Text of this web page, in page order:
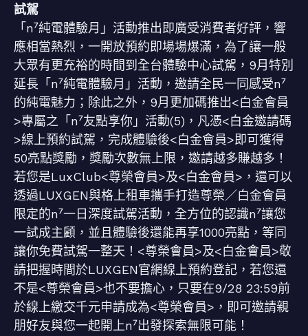
試駕
「n⁷純電體驗月」活動推出即廣受消費者好評，響
應相當熱烈，一開放預約即場場爆滿，為了讓一般
大眾有更充裕的時間到全台體驗中心試駕，9月特別
延長「n⁷純電體驗月」活動，邀請全民一同感受n⁷
的純電魅力；除此之外，9月更加碼推出<白金會員
>專屬之「n⁷友點享你」活動(5)，凡憑<白金邀請碼
>線上預約試駕，完成體驗後<白金會員>即可獲得
50亮點獎勵，獎勵次數無上限，邀請越多賺越多！
若您是LuxClub<尊榮會員>及<白金會員>，還可以
透過LUXGEN與格上租車攜手打造尊榮／白金會員
限定的n⁷一日深度試駕活動，全方位的認識n⁷讓您
一試成主顧，並且體驗後還能再享1000亮點，等同
讓你免費試駕一整天！<尊榮會員>及<白金會員>敬
請把握時間於LUXGEN官網線上預約登記，若您還
不是<尊榮會員>也不要擔心，只要在9/28 23:59前
於線上繳交千元申請成為<尊榮會員>，即可邀請親
朋好友與您一起開上n⁷出發探索無限可能！